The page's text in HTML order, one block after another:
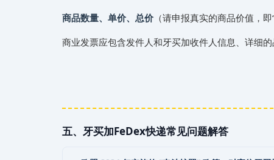
商品数量、单价、总价 （请申报真实的商品价值，即
商业发票应包含发件人和‌‌‌牙买加收件人信息、详细
五、‌‌‌牙买加FeDex快递常见问题解答